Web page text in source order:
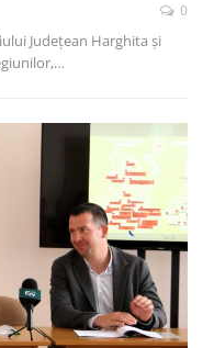
0
Județean Harghita și